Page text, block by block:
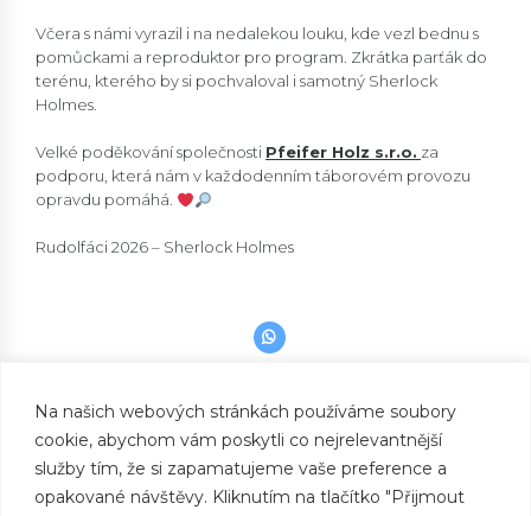
Na našich webových stránkách používáme soubory
cookie, abychom vám poskytli co nejrelevantnější
služby tím, že si zapamatujeme vaše preference a
opakované návštěvy. Kliknutím na tlačítko "Přijmout
Včera s námi vyrazil i na nedalekou louku, kde vezl bednu s
pomůckami a reproduktor pro program. Zkrátka parťák do
terénu, kterého by si pochvaloval i samotný Sherlock
Holmes.
Velké poděkování společnosti Pfeifer Holz s.r.o. za
podporu, která nám v každodenním táborovém provozu
opravdu pomáhá.
Rudolfáci 2026 – Sherlock Holmes
PREVIOUS
Sherlockovi pomocníci vyrážejí na celodenní
výlet!
NEXT